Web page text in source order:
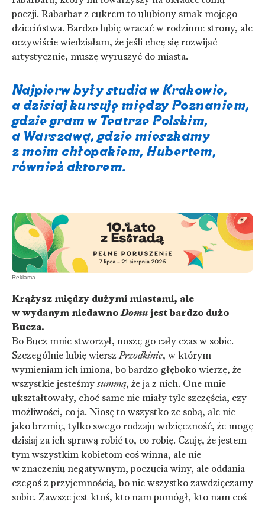
poezji. Rabarbar z cukrem to ulubiony smak mojego
dzieciństwa. Bardzo lubię wracać w rodzinne strony, ale
oczywiście wiedziałam, że jeśli chcę się rozwijać
artystycznie, muszę wyruszyć do miasta.
Najpierw były studia w Krakowie,
a dzisiaj kursuję między Poznaniem,
gdzie gram w Teatrze Polskim,
a Warszawą, gdzie mieszkamy
z moim chłopakiem, Hubertem,
również aktorem.
Krążysz między dużymi miastami, ale
w wydanym niedawnoDomu jest bardzo dużo
Bucza.
Bo Bucz mnie stworzył, noszę go cały czas w sobie.
Szczególnie lubię wierszPrzodkinie, w którym
wymieniam ich imiona, bo bardzo głęboko wierzę, że
wszystkie jesteśmysummą, że ja z nich. One mnie
ukształtowały, choć same nie miały tyle szczęścia, czy
możliwości, co ja. Niosę to wszystko ze sobą, ale nie
jako brzmię, tylko swego rodzaju wdzięczność, że mogę
dzisiaj za ich sprawą robić to, co robię. Czuję, że jestem
tym wszystkim kobietom coś winna, ale nie
w znaczeniu negatywnym, poczucia winy, ale oddania
czegoś z przyjemnością, bo nie wszystko zawdzięczamy
sobie. Zawsze jest ktoś, kto nam pomógł, kto nam coś